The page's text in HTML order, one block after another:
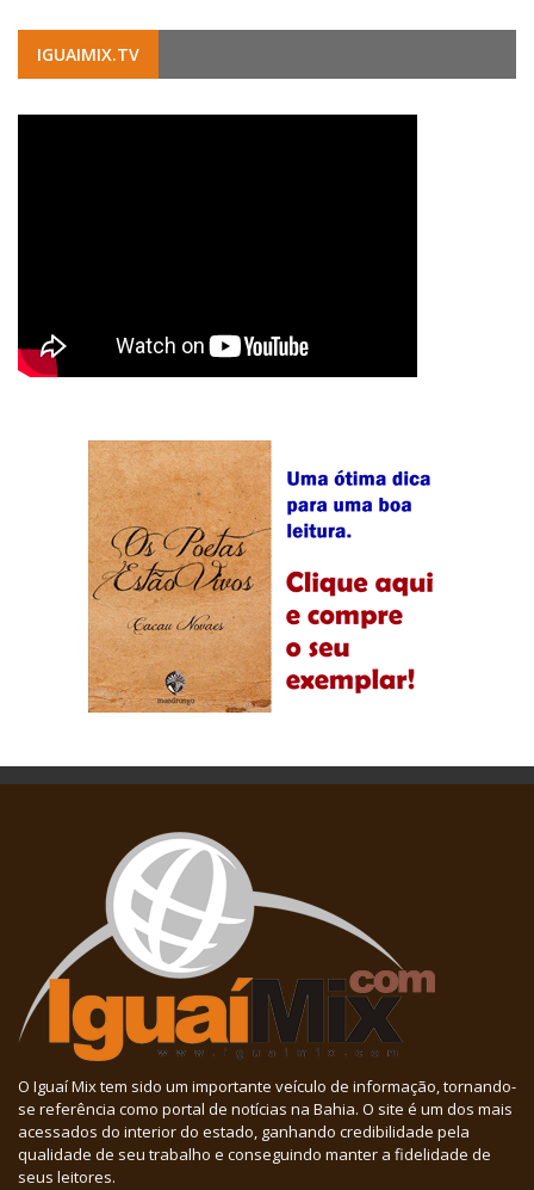
IGUAIMIX.TV
O Iguaí Mix tem sido um importante veículo de informação, tornando-
se referência como portal de notícias na Bahia. O site é um dos mais
acessados do interior do estado, ganhando credibilidade pela
qualidade de seu trabalho e conseguindo manter a fidelidade de
seus leitores.